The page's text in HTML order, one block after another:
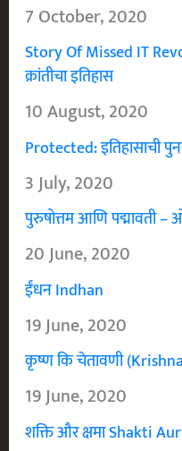
7 October, 2020
Story Of Missed IT
क्रांतीचा इतिहास
10 August, 2020
Protected: इतिहासाची
3 July, 2020
पुरुषोत्तम आणि पद्मावती –
20 June, 2020
ईंधन Indhan
19 June, 2020
कृष्ण कि चेतावणी
19 June, 2020
शक्ति और क्षमा Shakti